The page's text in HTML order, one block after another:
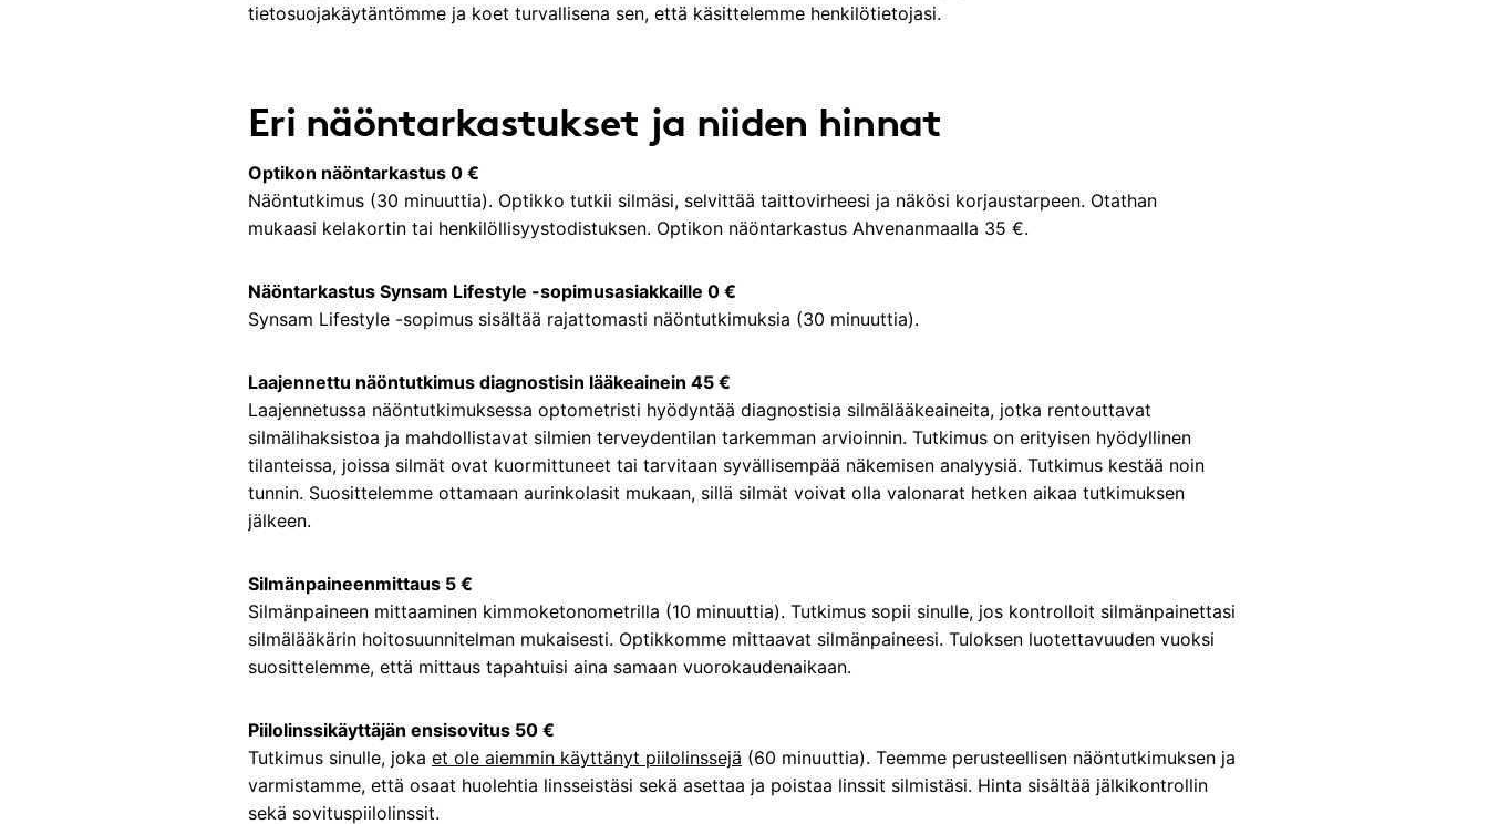
tietosuojakäytäntömme ja koet turvallisena sen, että käsittelemme henkilötietojasi.
Eri näöntarkastukset ja niiden hinnat
Optikon näöntarkastus 0 €
Näöntutkimus (30 minuuttia). Optikko tutkii silmäsi, selvittää taittovirheesi ja näkösi korjaustarpeen. Otathan
mukaasi kelakortin tai henkilöllisyystodistuksen. Optikon näöntarkastus Ahvenanmaalla 35 €.
Näöntarkastus Synsam Lifestyle -sopimusasiakkaille 0 €
Synsam Lifestyle -sopimus sisältää rajattomasti näöntutkimuksia (30 minuuttia).
Laajennettu näöntutkimus diagnostisin lääkeainein 45 €
Laajennetussa näöntutkimuksessa optometristi hyödyntää diagnostisia silmälääkeaineita, jotka rentouttavat
silmälihaksistoa ja mahdollistavat silmien terveydentilan tarkemman arvioinnin. Tutkimus on erityisen hyödyllinen
tilanteissa, joissa silmät ovat kuormittuneet tai tarvitaan syvällisempää näkemisen analyysiä. Tutkimus kestää noin
tunnin. Suosittelemme ottamaan aurinkolasit mukaan, sillä silmät voivat olla valonarat hetken aikaa tutkimuksen
jälkeen.
Silmänpaineenmittaus 5 €
Silmänpaineen mittaaminen kimmoketonometrilla (10 minuuttia). Tutkimus sopii sinulle, jos kontrolloit silmänpainettasi
silmälääkärin hoitosuunnitelman mukaisesti. Optikkomme mittaavat silmänpaineesi. Tuloksen luotettavuuden vuoksi
suosittelemme, että mittaus tapahtuisi aina samaan vuorokaudenaikaan.
Piilolinssikäyttäjän ensisovitus 50 €
Tutkimus sinulle, joka et ole aiemmin käyttänyt piilolinssejä (60 minuuttia). Teemme perusteellisen näöntutkimuksen ja
varmistamme, että osaat huolehtia linsseistäsi sekä asettaa ja poistaa linssit silmistäsi. Hinta sisältää jälkikontrollin
sekä sovituspiilolinssit.